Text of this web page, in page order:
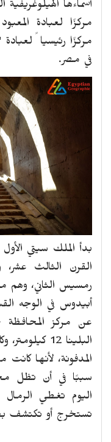
أسماءها
مركزًا لعبادة
مركزًا رئيسيا ً لعبادة
في مصر.
بدأ الملك سيتي
القرن الثالث عشر،
أبيدوس في الوجه
البلينا 12
المدفونة، لأنها
سببًا في أن تظل
اليوم تغطي الرمال
تستخرج أو تكتشف